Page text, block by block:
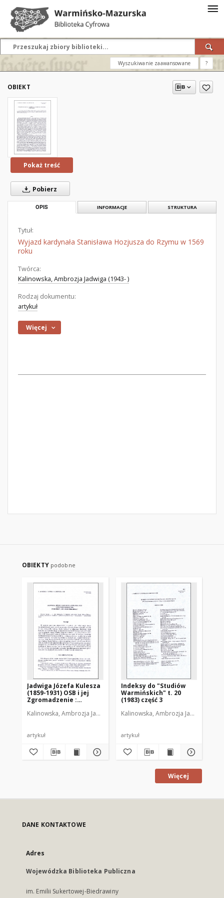
Wyszukiwanie zaawansowane ?
OBIEKT
Pokaż treść
Pobierz
OPIS INFORMACJE STRUKTURA
Tytuł:
Wyjazd kardynała Stanisława Hozjusza do Rzymu w 1569
roku
Twórca:
Kalinowska, Ambrozja Jadwiga (1943- )
Rodzaj dokumentu:
artykuł
Więcej
OBIEKTY podobne
Jadwiga Józefa Kulesza
(1859-1931) OSB i jej
Zgromadzenie :
opiekuńczo-
Kalinowska, Ambrozja Jadwiga (1943- )
artykuł
Indeksy do "Studiów
Warmińskich" t. 20
(1983) część 3
Kalinowska, Ambrozja Jadwiga
artykuł
Więcej
DANE KONTAKTOWE
Adres
Wojewódzka Biblioteka Publiczna
im. Emilii Sukertowej-Biedrawiny